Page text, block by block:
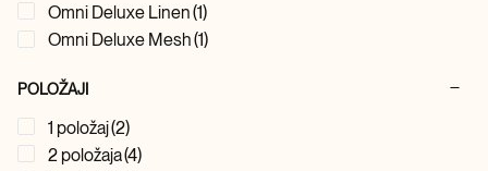
Omni Deluxe Linen(1)
Omni Deluxe Mesh(1)
POLOŽAJI
1 položaj(2)
2 položaja(4)